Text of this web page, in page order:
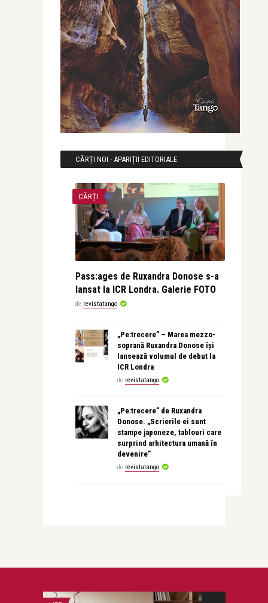
CĂRȚI NOI - APARIȚII EDITORIALE
CĂRȚI
Pass:ages de Ruxandra Donose s-a
lansat la ICR Londra. Galerie FOTO
de revistatango
„Pe:trecere” – Marea mezzo-
soprană Ruxandra Donose își
lansează volumul de debut la
ICR Londra
de revistatango
„Pe:trecere” de Ruxandra
Donose. „Scrierile ei sunt
stampe japoneze, tablouri care
surprind arhitectura umană în
devenire”
de revistatango